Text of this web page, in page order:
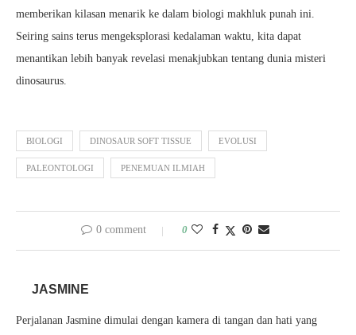
memberikan kilasan menarik ke dalam biologi makhluk punah ini.
Seiring sains terus mengeksplorasi kedalaman waktu, kita dapat
menantikan lebih banyak revelasi menakjubkan tentang dunia misteri
dinosaurus.
BIOLOGI DINOSAUR SOFT TISSUE EVOLUSI
PALEONTOLOGI PENEMUAN ILMIAH
0 comment 0
JASMINE
Perjalanan Jasmine dimulai dengan kamera di tangan dan hati yang